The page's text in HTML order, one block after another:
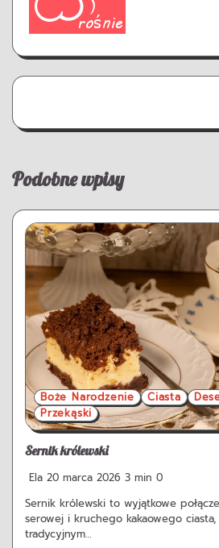
Podobne wpisy
Boże Narodzenie Ciasta
Przekąski
Sernik królewski
Ela 20 marca 2026 3 min 0
Sernik królewski to wyjątkowe
serowej i kruchego kakaowego
tradycyjnym…